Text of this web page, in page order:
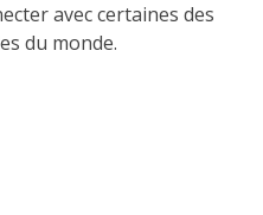
avec certaines des
du monde.